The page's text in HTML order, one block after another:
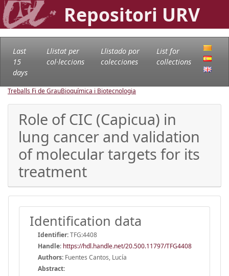
Repositori URV
Last
15
days
Llistat per
col·leccions
Llistado por
colecciones
List for
collections
Treballs Fi de GrauBioquímica i Biotecnologia
Role of CIC (Capicua) in
lung cancer and validation
of molecular targets for its
treatment
Identification data
Identifier:TFG:4408
Handle: https://hdl.handle.net/20.500.11797/TFG4408
Authors: Fuentes Cantos, Lucía
Abstract: